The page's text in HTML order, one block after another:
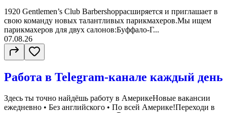
1920 Gentlemen’s Club Barbershopрасширяется и приглашает в
свою команду новых талантливых парикмахеров.Мы ищем
парикмахеров для двух салонов:Буффало-Г...
07.08.26
Работа в Telegram-канале каждый день
Здесь ты точно найдёшь работу в АмерикеНовые вакансии
ежедневно • Без английского • По всей Америке!Переходи в